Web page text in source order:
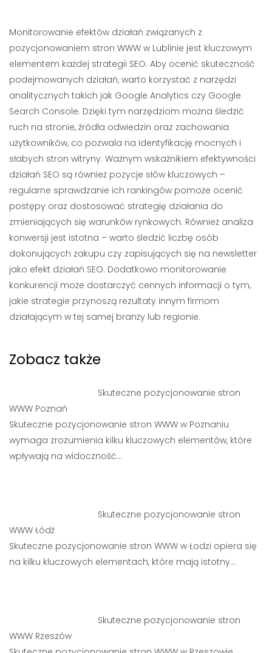
Monitorowanie efektów działań związanych z
pozycjonowaniem stron WWW w Lublinie jest kluczowym
elementem każdej strategii SEO. Aby ocenić skuteczność
podejmowanych działań, warto korzystać z narzędzi
analitycznych takich jak Google Analytics czy Google
Search Console. Dzięki tym narzędziom można śledzić
ruch na stronie, źródła odwiedzin oraz zachowania
użytkowników, co pozwala na identyfikację mocnych i
słabych stron witryny. Ważnym wskaźnikiem efektywności
działań SEO są również pozycje słów kluczowych –
regularne sprawdzanie ich rankingów pomoże ocenić
postępy oraz dostosować strategię działania do
zmieniających się warunków rynkowych. Również analiza
konwersji jest istotna – warto śledzić liczbę osób
dokonujących zakupu czy zapisujących się na newsletter
jako efekt działań SEO. Dodatkowo monitorowanie
konkurencji może dostarczyć cennych informacji o tym,
jakie strategie przynoszą rezultaty innym firmom
działającym w tej samej branży lub regionie.
Zobacz także
Skuteczne pozycjonowanie stron
WWW Poznań
Skuteczne pozycjonowanie stron WWW w Poznaniu
wymaga zrozumienia kilku kluczowych elementów, które
wpływają na widoczność…
Skuteczne pozycjonowanie stron
WWW Łódź
Skuteczne pozycjonowanie stron WWW w Łodzi opiera się
na kilku kluczowych elementach, które mają istotny…
Skuteczne pozycjonowanie stron
WWW Rzeszów